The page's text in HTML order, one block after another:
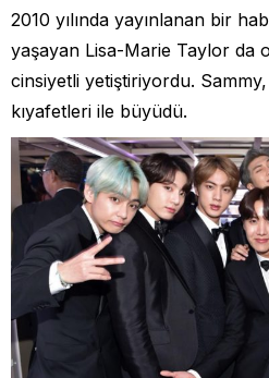
2010 yılında yayınlanan bir
yaşayan Lisa-Marie Taylor da
cinsiyetli yetiştiriyordu.
kıyafetleri ile büyüdü.